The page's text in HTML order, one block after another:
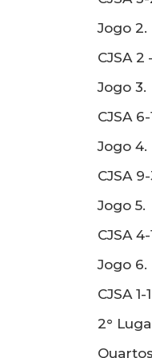
Jogo 2.
CJSA
Jogo 3.
CJSA
Jogo 4.
CJSA
Jogo 5.
CJSA
Jogo 6.
CJSA
2°